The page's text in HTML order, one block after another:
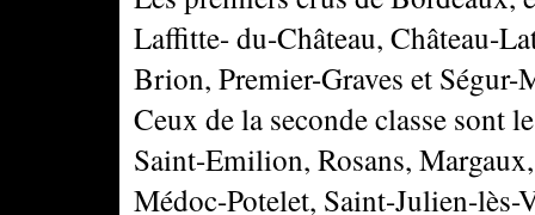
Laffitte- du-Château, Château-
Brion, Premier-Graves et Ségur-
Ceux de la seconde classe sont
Saint-Emilion, Rosans,
Médoc-Potelet, Saint-Julien-